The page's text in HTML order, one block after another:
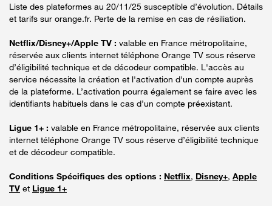
Liste des plateformes au 20/11/25 susceptible d’évolution. Détails
et tarifs sur orange.fr. Perte de la remise en cas de résiliation.
Netflix/Disney+/Apple TV : valable en France métropolitaine,
réservée aux clients internet téléphone Orange TV sous réserve
d’éligibilité technique et de décodeur compatible. L'accès au
service nécessite la création et l'activation d'un compte auprès
de la plateforme. L’activation pourra également se faire avec les
identifiants habituels dans le cas d’un compte préexistant.
Ligue 1+ : valable en France métropolitaine, réservée aux clients
internet téléphone Orange TV sous réserve d’éligibilité technique
et de décodeur compatible.
Conditions Spécifiques des options : Netflix, Disney+, Apple
TV et Ligue 1+